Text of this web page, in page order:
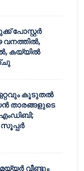
പോസ്റ്റർ
വനത്തിൽ,
കയ്യിൽ
കൂടുതൽ
താരങ്ങളുടെ
സൂപ്പർ
വീണ്ടും